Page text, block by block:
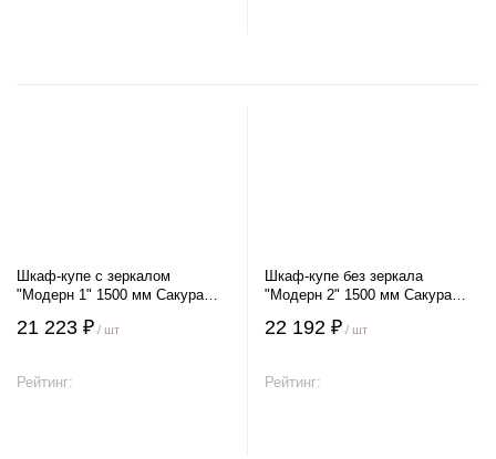
Шкаф-купе с зеркалом
"Модерн 1" 1500 мм Сакура
21 223 ₽ / шт
Рейтинг:
Шкаф-купе без зеркала
"Модерн 2" 1500 мм Сакура
22 192 ₽ / шт
Рейтинг: